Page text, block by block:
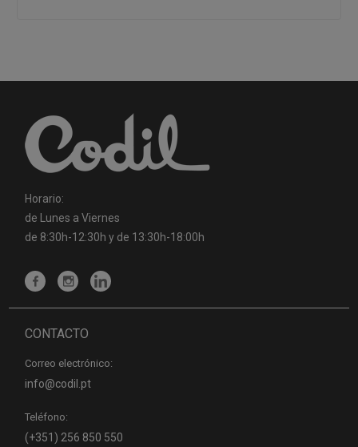
Horario:
de Lunes a Viernes
de 8:30h-12:30h y de 13:30h-18:00h
CONTACTO
Correo electrónico:
info@codil.pt
Teléfono:
(+351) 256 850 550